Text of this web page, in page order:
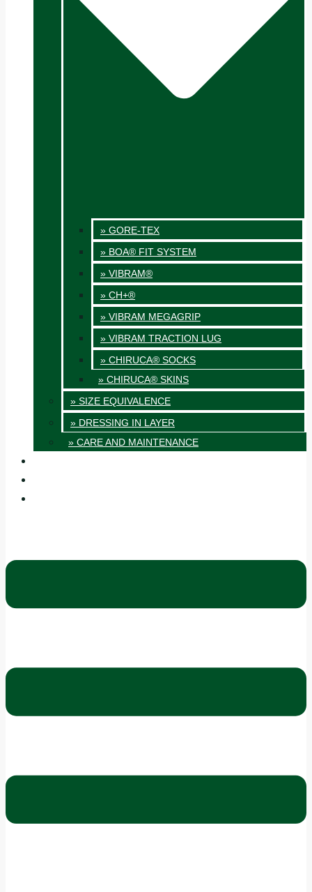
» GORE-TEX
» BOA® FIT SYSTEM
» VIBRAM®
» CH+®
» VIBRAM MEGAGRIP
» VIBRAM TRACTION LUG
» CHIRUCA® SOCKS
» CHIRUCA® SKINS
» SIZE EQUIVALENCE
» DRESSING IN LAYER
» CARE AND MAINTENANCE